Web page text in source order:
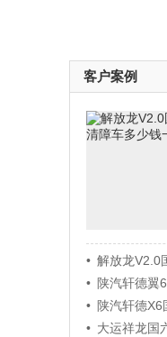
客户案例
• 解放龙V2.0
• 陕汽轩德翼
• ​陕汽轩德X6
• 大运祥龙国